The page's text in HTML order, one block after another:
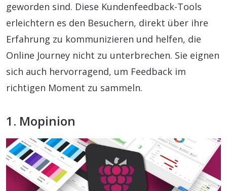
geworden sind. Diese Kundenfeedback-Tools
erleichtern es den Besuchern, direkt über ihre
Erfahrung zu kommunizieren und helfen, die
Online Journey nicht zu unterbrechen. Sie eignen
sich auch hervorragend, um Feedback im
richtigen Moment zu sammeln.
1. Mopinion